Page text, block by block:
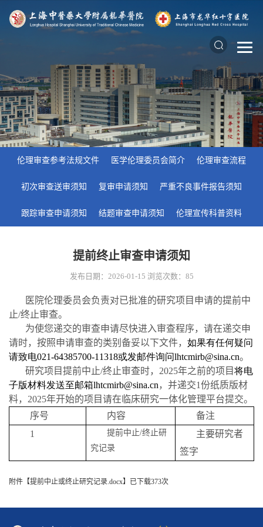
伦理审查参考法规文件 医学伦理委员会简介 伦理审查流程
初次审查送审须知 复审申请须知 严重不良事件报告须知
跟踪审查申请须知 结题审查申请须知 伦理宣传科普资料
提前终止审查申请须知
发布日期：2026-01-15 浏览次数： 85
医院伦理委员会负责对已批准的研究项目申请的提前中
止/终止审查。
为使您递交的审查申请尽快进入审查程序，请在递交申
请时，按照申请审查的类别备妥以下文件， 如果有任何疑问
请致电021-64385700-11318或发邮件询问lhtcmirb@sina.cn。
研究项目提前中止/终止审查时，2025年之前的项目将电
子版材料发送至邮箱lhtcmirb@sina.cn，并递交1份纸质版材
料，2025年开始的项目请在临床研究一体化管理平台提交。
序号
内容
备注
1
提前中止/终止研
究记录
主要研究者
签字
附件【提前中止或终止研究记录.docx】已下载373次